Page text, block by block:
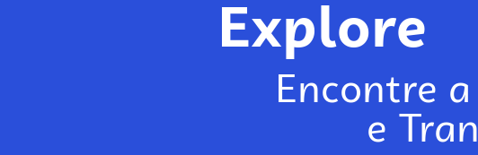
Explore
Encontre
e